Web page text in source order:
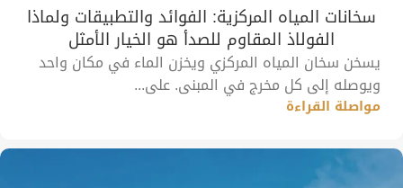
سخانات المياه المركزية: الفوائد والتطبيقات ولماذا
الفولاذ المقاوم للصدأ هو الخيار الأمثل
يسخن سخان المياه المركزي ويخزن الماء في مكان واحد
ويوصله إلى كل مخرج في المبنى. على...
مواصلة القراءة